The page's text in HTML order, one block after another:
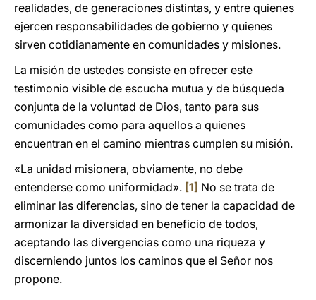
realidades, de generaciones distintas, y entre quienes
ejercen responsabilidades de gobierno y quienes
sirven cotidianamente en comunidades y misiones.
La misión de ustedes consiste en ofrecer este
testimonio visible de escucha mutua y de búsqueda
conjunta de la voluntad de Dios, tanto para sus
comunidades como para aquellos a quienes
encuentran en el camino mientras cumplen su misión.
«La unidad misionera, obviamente, no debe
entenderse como uniformidad». [1] No se trata de
eliminar las diferencias, sino de tener la capacidad de
armonizar la diversidad en beneficio de todos,
aceptando las divergencias como una riqueza y
discerniendo juntos los caminos que el Señor nos
propone.